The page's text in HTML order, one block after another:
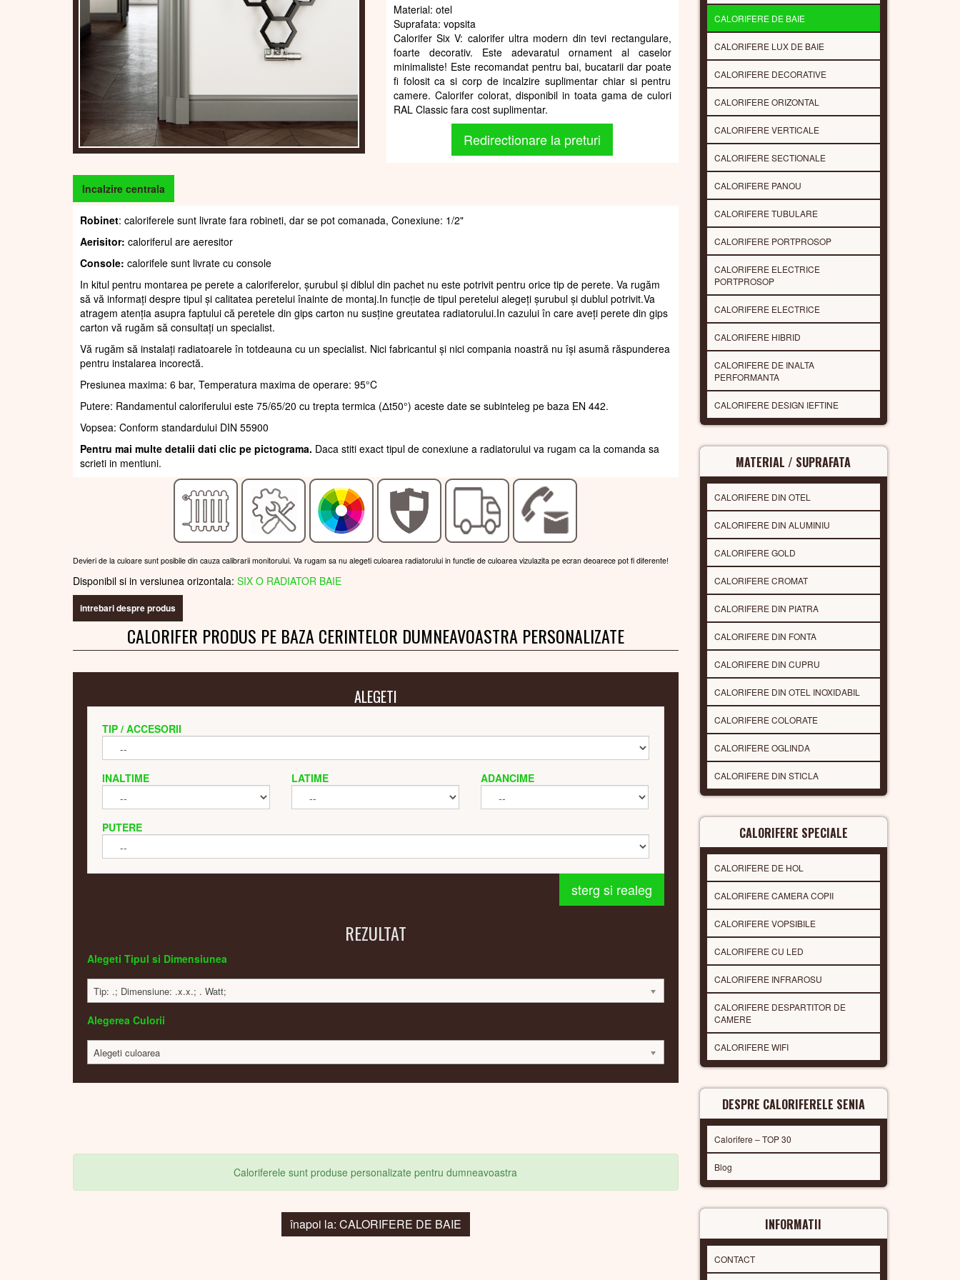
Material: otel
Suprafata: vopsita
Calorifer Six V: calorifer ultra modern din tevi rectangulare,
foarte decorativ. Este adevaratul ornament al caselor
minimaliste! Este recomandat pentru bai, bucatarii dar poate
fi folosit ca si corp de incalzire suplimentar chiar si pentru
camere. Calorifer colorat, disponibil in toata gama de culori
RAL Classic fara cost suplimentar.
Redirectionare la preturi
Incalzire centrala
Robinet: caloriferele sunt livrate fara robineti, dar se pot comanada, Conexiune: 1/2"
Aerisitor: caloriferul are aeresitor
Console: calorifele sunt livrate cu console
In kitul pentru montarea pe perete a caloriferelor, șurubul și diblul din pachet nu este potrivit pentru orice tip de perete. Va rugăm
să vă informați despre tipul și calitatea peretelui înainte de montaj.In funcție de tipul peretelui alegeți șurubul și dublul potrivit.Va
atragem atenția asupra faptului că peretele din gips carton nu susține greutatea radiatorului.In cazului în care aveți perete din gips
carton vă rugăm să consultați un specialist.
Vă rugăm să instalați radiatoarele în totdeauna cu un specialist. Nici fabricantul și nici compania noastră nu își asumă răspunderea
pentru instalarea incorectă.
Presiunea maxima: 6 bar, Temperatura maxima de operare: 95°C
Putere: Randamentul caloriferului este 75/65/20 cu trepta termica (Δt50°) aceste date se subinteleg pe baza EN 442.
Vopsea: Conform standardului DIN 55900
Pentru mai multe detalii dati clic pe pictograma. Daca stiti exact tipul de conexiune a radiatorului va rugam ca la comanda sa
scrieti in mentiuni.
Devieri de la culoare sunt posibile din cauza calibrarii monitorului. Va rugam sa nu alegeti culoarea radiatorului in functie de culoarea vizulazita pe ecran deoarece pot fi diferente!
Disponibil si in versiunea orizontala: SIX O RADIATOR BAIE
intrebari despre produs
CALORIFER PRODUS PE BAZA CERINTELOR DUMNEAVOASTRA PERSONALIZATE
ALEGETI
TIP / ACCESORII
INALTIME LATIME ADANCIME
PUTERE
sterg si realeg
REZULTAT
Alegeti Tipul si Dimensiunea
Tip: .; Dimensiune: .x.x.; . Watt;
Alegerea Culorii
Alegeti culoarea
Caloriferele sunt produse personalizate pentru dumneavoastra
înapoi la: CALORIFERE DE BAIE
CALORIFERE DE BAIE
CALORIFERE LUX DE BAIE
CALORIFERE DECORATIVE
CALORIFERE ORIZONTAL
CALORIFERE VERTICALE
CALORIFERE SECTIONALE
CALORIFERE PANOU
CALORIFERE TUBULARE
CALORIFERE PORTPROSOP
CALORIFERE ELECTRICE
PORTPROSOP
CALORIFERE ELECTRICE
CALORIFERE HIBRID
CALORIFERE DE INALTA
PERFORMANTA
CALORIFERE DESIGN IEFTINE
MATERIAL / SUPRAFATA
CALORIFERE DIN OTEL
CALORIFERE DIN ALUMINIU
CALORIFERE GOLD
CALORIFERE CROMAT
CALORIFERE DIN PIATRA
CALORIFERE DIN FONTA
CALORIFERE DIN CUPRU
CALORIFERE DIN OTEL INOXIDABIL
CALORIFERE COLORATE
CALORIFERE OGLINDA
CALORIFERE DIN STICLA
CALORIFERE SPECIALE
CALORIFERE DE HOL
CALORIFERE CAMERA COPII
CALORIFERE VOPSIBILE
CALORIFERE CU LED
CALORIFERE INFRAROSU
CALORIFERE DESPARTITOR DE
CAMERE
CALORIFERE WIFI
DESPRE CALORIFERELE SENIA
Calorifere – TOP 30
Blog
INFORMATII
CONTACT